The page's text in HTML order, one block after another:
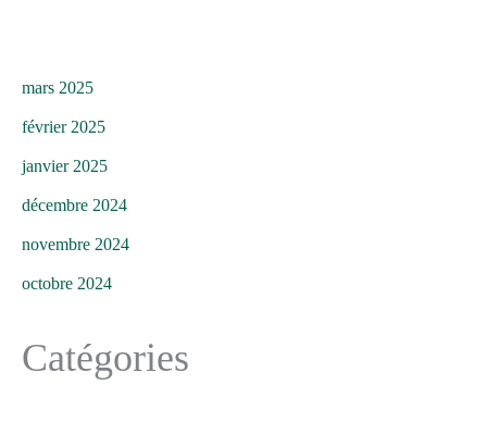
mars 2025
février 2025
janvier 2025
décembre 2024
novembre 2024
octobre 2024
Catégories